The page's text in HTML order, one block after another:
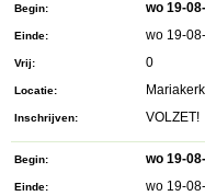
Begin wo 19-
Einde wo 19-
Vrij 0
Locatie
Inschrijven VOLZET!
Begin wo 19-
Einde wo 19-